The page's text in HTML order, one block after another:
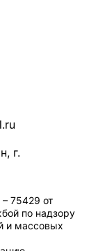
г.
75429 от
по надзору
и массовых